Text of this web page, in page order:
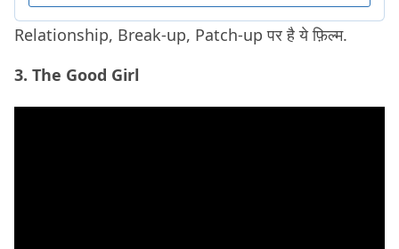
Relationship, Break-up, Patch-up पर है ये फ़िल्म.
3. The Good Girl